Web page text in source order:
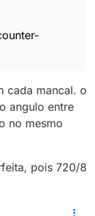
cada mancal. o
angulo entre
no mesmo
pois 720/8